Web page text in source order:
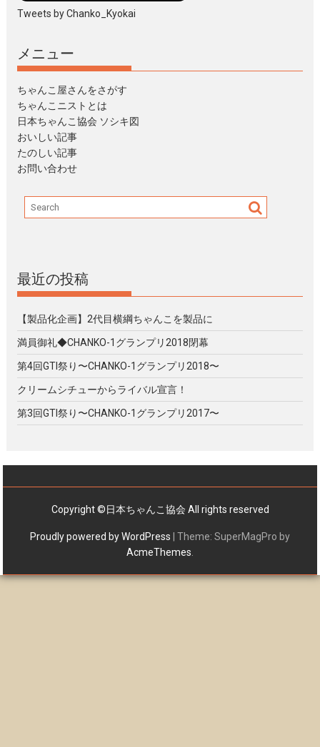
Tweets by Chanko_Kyokai
メニュー
ちゃんこ屋さんをさがす
ちゃんこニストとは
日本ちゃんこ協会 ソシキ図
おいしい記事
たのしい記事
お問い合わせ
最近の投稿
【製品化企画】2代目横綱ちゃんこを製品に
満員御礼◆CHANKO-1グランプリ2018閉幕
第4回GTI祭り〜CHANKO-1グランプリ2018〜
クリームシチューからライバル宣言！
第3回GTI祭り〜CHANKO-1グランプリ2017〜
Copyright ©日本ちゃんこ協会 All rights reserved
Proudly powered by WordPress
Theme: SuperMagPro by
AcmeThemes.